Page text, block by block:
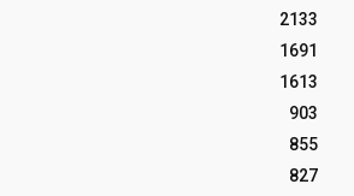
2133
1691
1613
903
855
827